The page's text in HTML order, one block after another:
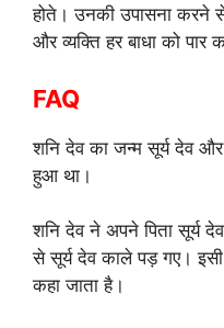
होते। उनकी उपासना करने
और व्यक्ति हर बाधा को पार
FAQ
शनि देव का जन्म सूर्य देव
हुआ था।
शनि देव ने अपने पिता सूर्य
से सूर्य देव काले पड़ गए।
कहा जाता है।